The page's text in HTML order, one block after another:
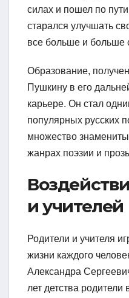
силах и пошел по
старался улучшать
все больше и больше
Образование,
Пушкину в его
карьере. Он стал
популярных русских
множество
жанрах поэзии и
и учителей
Родители и учителя
жизни каждого
Александра
лет детства